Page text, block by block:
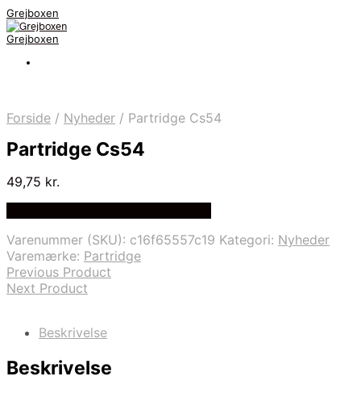
Grejboxen
Grejboxen
Forside / Nyheder / Partridge Cs54
Partridge Cs54
49,75 kr.
Varenummer (SKU): c16f65557c19 Kategori: Nyheder
Varemærke: Partridge
Previous Product
Next Product
Beskrivelse
Beskrivelse